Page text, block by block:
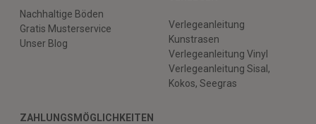
Nachhaltige Böden
Gratis Musterservice
Unser Blog
Verlegeanleitung
Kunstrasen
Verlegeanleitung Vinyl
Verlegeanleitung Sisal,
Kokos, Seegras
ZAHLUNGSMÖGLICHKEITEN